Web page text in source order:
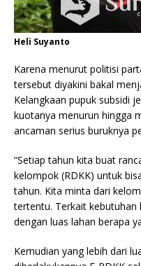
Heli Suyanto
Karena menurut politisi
tersebut diyakini bakal
Kelangkaan pupuk subsidi
kuotanya menurun hingga
ancaman serius buruknya
“Setiap tahun kita buat
kelompok (RDKK) untuk
tahun. Kita minta dari
tertentu. Terkait kebutuhan
dengan luas lahan berapa
Kemudian yang lebih dari